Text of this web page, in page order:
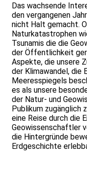
Das wachsende
den vergangenen
nicht Halt gemacht.
Naturkatastrophen
Tsunamis die die
der Öffentlichkeit
Aspekte, die unsere
der Klimawandel, die
Meeresspiegels
es als unsere
der Natur- und
Publikum zugänglich
eine Reise durch die
Geowissenschaftler
die Hintergründe
Erdgeschichte